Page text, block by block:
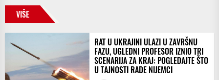
VIŠE
RAT U UKRAJINI ULAZI U ZAVRŠNU
FAZU, UGLEDNI PROFESOR IZNIO TRI
SCENARIJA ZA KRAJ: POGLEDAJTE ŠTO
U TAJNOSTI RADE NIJEMCI